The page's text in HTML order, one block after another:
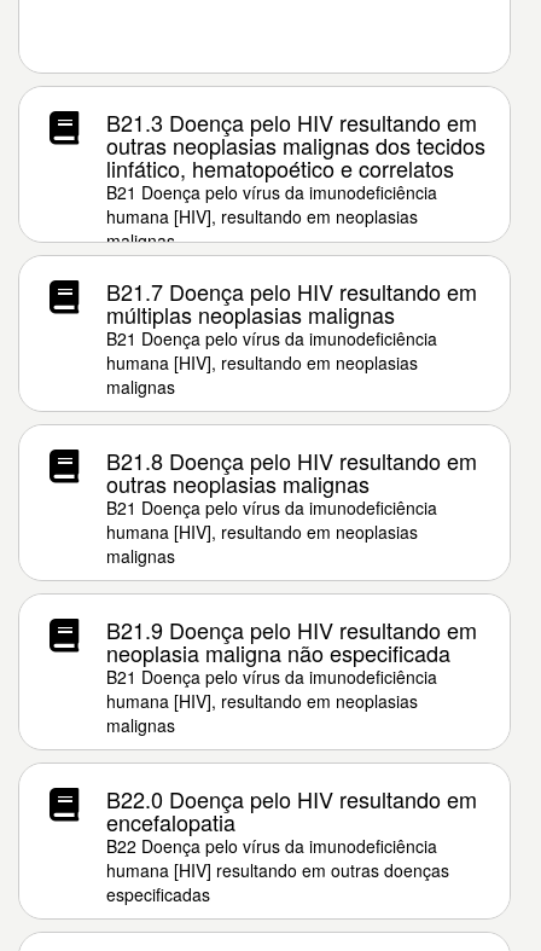
B21.3 Doença pelo HIV resultando em
outras neoplasias malignas dos tecidos
linfático, hematopoético e correlatos
B21 Doença pelo vírus da imunodeficiência
humana [HIV], resultando em neoplasias
malignas
B21.7 Doença pelo HIV resultando em
múltiplas neoplasias malignas
B21 Doença pelo vírus da imunodeficiência
humana [HIV], resultando em neoplasias
malignas
B21.8 Doença pelo HIV resultando em
outras neoplasias malignas
B21 Doença pelo vírus da imunodeficiência
humana [HIV], resultando em neoplasias
malignas
B21.9 Doença pelo HIV resultando em
neoplasia maligna não especificada
B21 Doença pelo vírus da imunodeficiência
humana [HIV], resultando em neoplasias
malignas
B22.0 Doença pelo HIV resultando em
encefalopatia
B22 Doença pelo vírus da imunodeficiência
humana [HIV] resultando em outras doenças
especificadas